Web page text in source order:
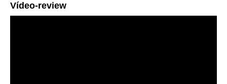
Vídeo-review